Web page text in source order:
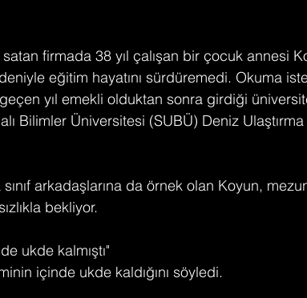
firmada 38 yıl çalışan bir çocuk annesi
eğitim hayatını sürdüremedi. Okuma
yıl emekli olduktan sonra girdiği
Bilimler Üniversitesi (SUBÜ) Deniz
sınıf arkadaşlarına da örnek olan Koyun,
bekliyor.
ukde kalmıştı"
içinde ukde kaldığını söyledi.